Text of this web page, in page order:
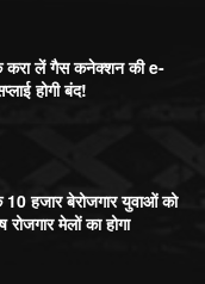
करा लें गैस कनेक्शन की e-
होगी बंद!
हजार बेरोजगार युवाओं को
रोजगार मेलों का होगा